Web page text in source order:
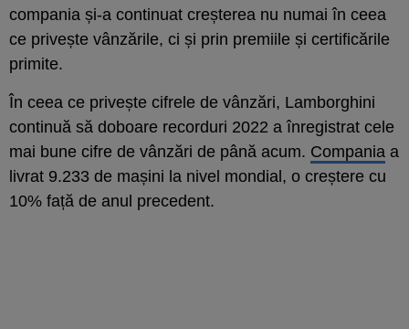
compania și-a continuat creșterea nu numai în ceea
ce privește vânzările, ci și prin premiile și certificările
primite.
În ceea ce privește cifrele de vânzări, Lamborghini
continuă să doboare recorduri 2022 a înregistrat cele
mai bune cifre de vânzări de până acum. Compania a
livrat 9.233 de mașini la nivel mondial, o creștere cu
10% față de anul precedent.